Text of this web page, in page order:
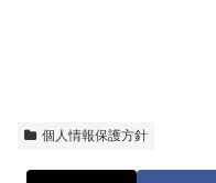
個人情報保護方針